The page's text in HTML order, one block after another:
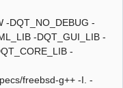
-DQT_NO_DEBUG -
-DQT_GUI_LIB -
-
freebsd-g++ -I. -